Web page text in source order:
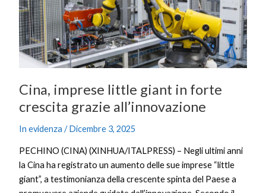
Cina, imprese little giant in forte
crescita grazie all’innovazione
In evidenza /Dicembre 3, 2025
PECHINO (CINA) (XINHUA/ITALPRESS) – Negli ultimi anni
la Cina ha registrato un aumento delle sue imprese “little
giant”, a testimonianza della crescente spinta del Paese a
crescita
grazie
all’innovazione